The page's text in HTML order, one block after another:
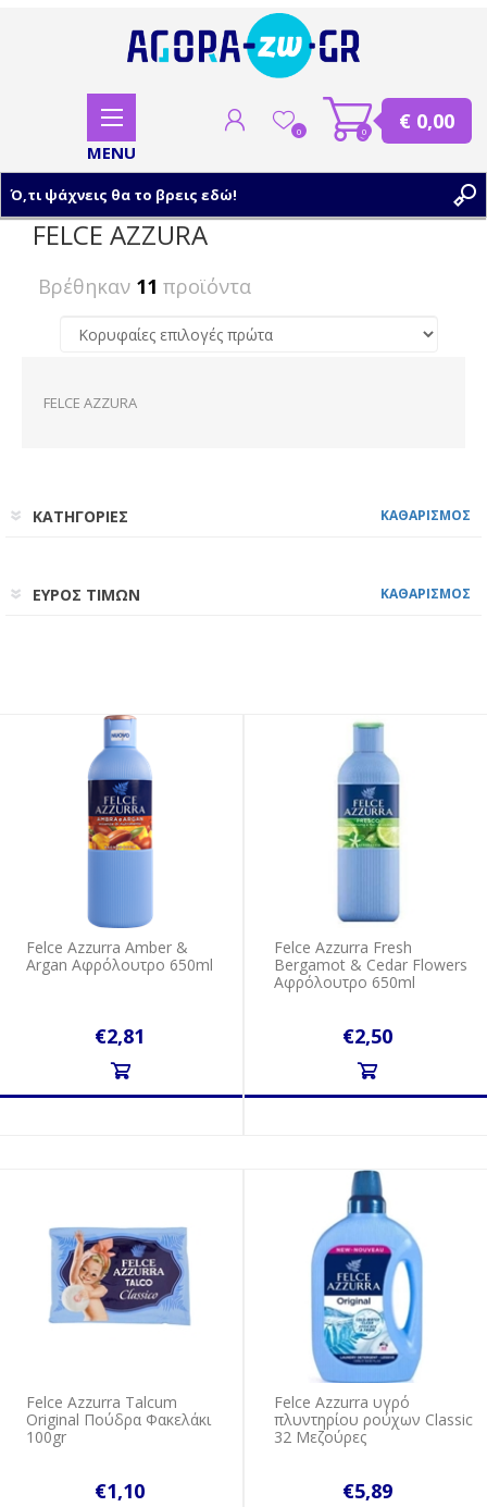
ΣΥΝΔΕΣΗ
0 0 € 0,00
FELCE AZZURA
Βρέθηκαν 11 προϊόντα
FELCE AZZURA
ΚΑΤΗΓΟΡΙΕΣ ΚΑΘΑΡΙΣΜΟΣ
ΕΥΡΟΣ ΤΙΜΩΝ ΚΑΘΑΡΙΣΜΟΣ
Felce Azzurra Amber &
Argan Αφρόλουτρο 650ml
€2,81
Felce Azzurra Fresh
Bergamot & Cedar Flowers
Αφρόλουτρο 650ml
€2,50
Felce Azzurra Talcum
Original Πούδρα Φακελάκι
100gr
€1,10
Felce Azzurra υγρό
πλυντηρίου ρούχων Classic
32 Μεζούρες
€5,89